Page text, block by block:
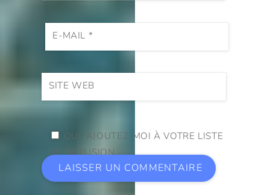
E-MAIL *
SITE WEB
OUI, AJOUTEZ-MOI À VOTRE LISTE
DE DIFFUSION.